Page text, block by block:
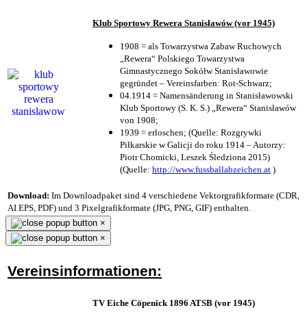
Klub Sportowy Rewera Stanisławów (vor 1945)
1908 = als Towarzystwa Zabaw Ruchowych
„Rewera“ Polskiego Towarzystwa
Gimnastycznego Sokółw Stanisławowie
gegründet – Vereinsfarben: Rot-Schwarz;
04.1914 = Namensänderung in Stanisławowski
Klub Sportowy (S. K. S.) „Rewera“ Stanisławów
von 1908;
1939 = erloschen; (Quelle: Rozgrywki
Piłkarskie w Galicji do roku 1914 – Autorzy:
Piotr Chomicki, Leszek Śledziona 2015)
(Quelle: http://www.fussballabzeichen.at )
Download: Im Downloadpaket sind 4 verschiedene Vektorgrafikformate (CDR,
AI EPS, PDF) und 3 Pixelgrafikformate (JPG, PNG, GIF) enthalten.
×
×
Vereinsinformationen:
TV Eiche Cöpenick 1896 ATSB (vor 1945)